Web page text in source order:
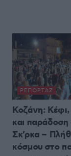
ΡΕΠΟΡΤΆΖ
Κοζάνη:
και παράδοση
Σκ’ρκα –
κόσμου στο